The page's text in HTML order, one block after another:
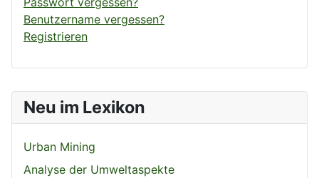
Neu im Lexikon
Urban Mining
Analyse der Umweltaspekte
Benutzername vergessen?
Registrieren